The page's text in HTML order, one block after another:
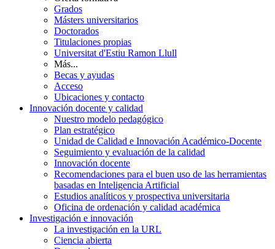
Grados
Másters universitarios
Doctorados
Titulaciones propias
Universitat d'Estiu Ramon Llull
Más...
Becas y ayudas
Acceso
Ubicaciones y contacto
Innovación docente y calidad
Nuestro modelo pedagógico
Plan estratégico
Unidad de Calidad e Innovación Académico-Docente
Seguimiento y evaluación de la calidad
Innovación docente
Recomendaciones para el buen uso de las herramientas
basadas en Inteligencia Artificial
Estudios analíticos y prospectiva universitaria
Oficina de ordenación y calidad académica
Investigación e innovación
La investigación en la URL
Ciencia abierta